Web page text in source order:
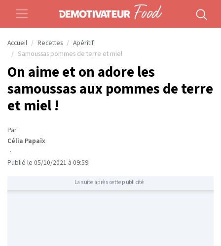
Accueil Recettes
Apéritif
Samoussas pommes de terre et miel
On aime et on adore les
samoussas aux pommes de terre
et miel !
Par
Célia Papaïx
·
Publié le 05/10/2021 à 09:59
La suite après cette publicité